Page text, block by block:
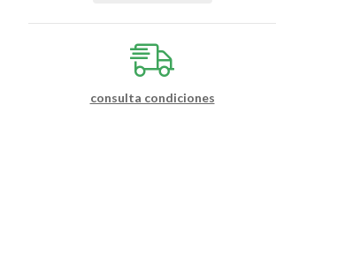
consulta condiciones